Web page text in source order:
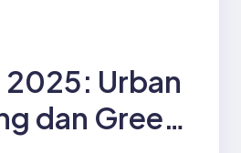
Urban
dan Green